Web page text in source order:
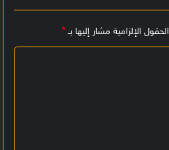
الحقول الإلزامية مشار إليها بـ*